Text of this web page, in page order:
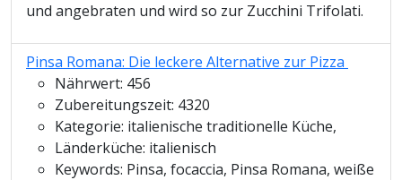
und angebraten und wird so zur Zucchini Trifolati.
Pinsa Romana: Die leckere Alternative zur Pizza
Nährwert: 456
Zubereitungszeit: 4320
Kategorie: italienische traditionelle Küche,
Länderküche: italienisch
Keywords: Pinsa, focaccia, Pinsa Romana, weiße